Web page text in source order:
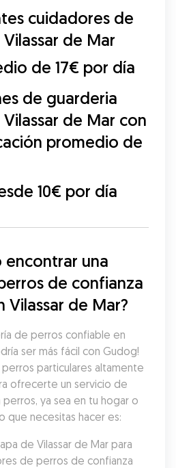
cuidadores de
de Mar
de 17€ por día
de guarderia
de Mar con
promedio de
10€ por día
encontrar una
de confianza
Vilassar de Mar?
de perros confiable en
ser más fácil con Gudog!
particulares altamente
ofrecerte un servicio de
ya sea en tu hogar o
que necesitas hacer es:
de Vilassar de Mar para
de perros de confianza